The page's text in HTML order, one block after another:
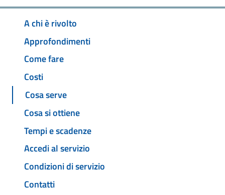
A chi è rivolto
Approfondimenti
Come fare
Costi
Cosa serve
Cosa si ottiene
Tempi e scadenze
Accedi al servizio
Condizioni di servizio
Contatti